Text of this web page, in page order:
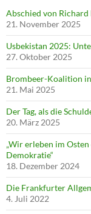
Abschied von
21. November 2025
Usbekistan 2025:
27. Oktober 2025
Brombeer-Koalition
21. Mai 2025
Der Tag, als die
20. März 2025
„Wir erleben im
Demokratie“
18. Dezember 2024
Die Frankfurter
4. Juli 2022